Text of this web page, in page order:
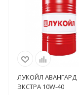
ЛУКОЙЛ АВАНГАРД
ЭКСТРА 10W-40